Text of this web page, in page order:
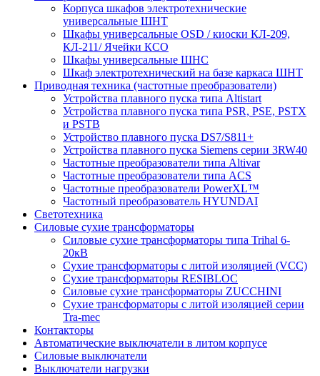
Корпуса шкафов электротехнические
универсальные ШНТ
Шкафы универсальные OSD / киоски КЛ-209,
КЛ-211/ Ячейки КСО
Шкафы универсальные ШНС
Шкаф электротехнический на базе каркаса ШНТ
Приводная техника (частотные преобразователи)
Устройства плавного пуска типа Altistart
Устройства плавного пуска типа PSR, PSE, PSTX
и PSTB
Устройство плавного пуска DS7/S811+
Устройства плавного пуска Siemens серии 3RW40
Частотные преобразователи типа Altivar
Частотные преобразователи типа ACS
Частотные преобразователи PowerXL™
Частотный преобразователь HYUNDAI
Светотехника
Силовые сухие трансформаторы
Силовые сухие трансформаторы типа Trihal 6-
20кВ
Сухие трансформаторы с литой изоляцией (VCC)
Сухие трансформаторы RESIBLOC
Силовые сухие трансформаторы ZUCCHINI
Сухие трансформаторы с литой изоляцией серии
Tra-mec
Контакторы
Автоматические выключатели в литом корпусе
Силовые выключатели
Выключатели нагрузки